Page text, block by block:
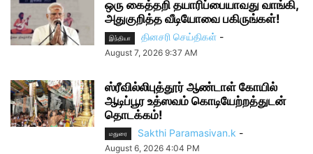
ஒரு கைத்தறி தயாரிப்பையாவது வாங்கி,
அதுகுறித்த வீடியோவை பகிருங்கள்!
இந்தியா தினசரி செய்திகள் -
August 7, 2026 9:37 AM
ஸ்ரீவில்லிபுத்தூர் ஆண்டாள் கோயில்
ஆடிப்பூர உத்ஸவம் கொடியேற்றத்துடன்
தொடக்கம்!
மதுரை Sakthi Paramasivan.k -
August 6, 2026 4:04 PM